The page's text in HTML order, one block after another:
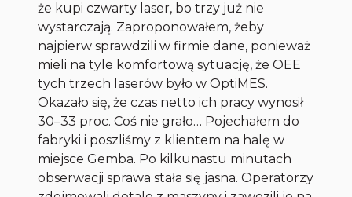
że kupi czwarty laser, bo trzy już nie
wystarczają. Zaproponowałem, żeby
najpierw sprawdzili w firmie dane, ponieważ
mieli na tyle komfortową sytuację, że OEE
tych trzech laserów było w OptiMES.
Okazało się, że czas netto ich pracy wynosił
30–33 proc. Coś nie grało… Pojechałem do
fabryki i poszliśmy z klientem na halę w
miejsceGemba. Po kilkunastu minutach
obserwacji sprawa stała się jasna. Operatorzy